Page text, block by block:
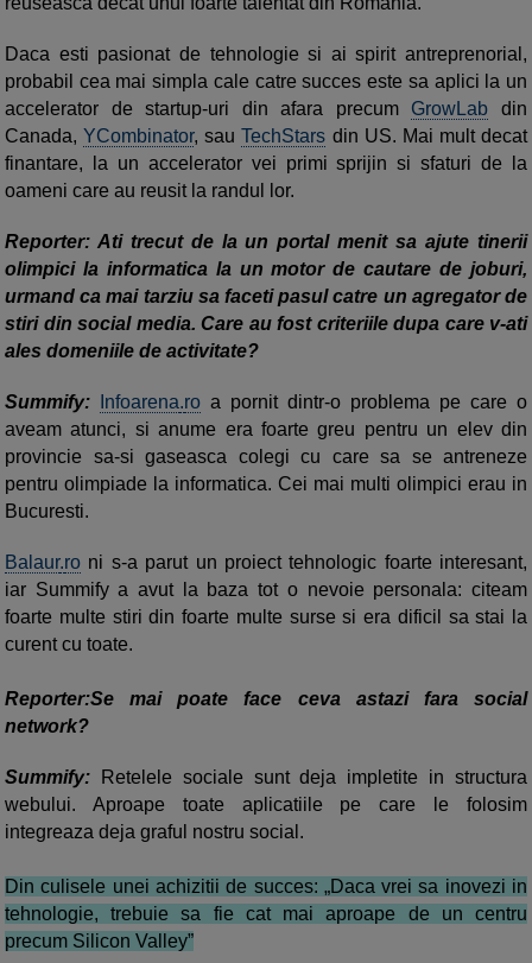
Daca esti pasionat de tehnologie si ai spirit antreprenorial,
probabil cea mai simpla cale catre succes este sa aplici la un
accelerator de startup-uri din afara precum GrowLab din
Canada,YCombinator, sauTechStars din US. Mai mult decat
finantare, la un accelerator vei primi sprijin si sfaturi de la
oameni care au reusit la randul lor.
Reporter: Ati trecut de la un portal menit sa ajute tinerii
olimpici la informatica la un motor de cautare de joburi,
urmand ca mai tarziu sa faceti pasul catre un agregator de
stiri din social media. Care au fost criteriile dupa care v-ati
ales domeniile de activitate?
Summify: Infoarena.ro a pornit dintr-o problema pe care o
aveam atunci, si anume era foarte greu pentru un elev din
provincie sa-si gaseasca colegi cu care sa se antreneze
pentru olimpiade la informatica. Cei mai multi olimpici erau in
Bucuresti.
Balaur.ro ni s-a parut un proiect tehnologic foarte interesant,
iar Summify a avut la baza tot o nevoie personala: citeam
foarte multe stiri din foarte multe surse si era dificil sa stai la
curent cu toate.
Reporter:Se mai poate face ceva astazi fara social
network?
Summify:
Retelele sociale sunt deja impletite in structura
webului. Aproape toate aplicatiile pe care le folosim
integreaza deja graful nostru social.
Din culisele unei achizitii de succes: „Daca vrei sa inovezi in
tehnologie, trebuie sa fie cat mai aproape de un centru
precum Silicon Valley”